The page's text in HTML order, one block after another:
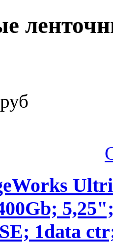
1data